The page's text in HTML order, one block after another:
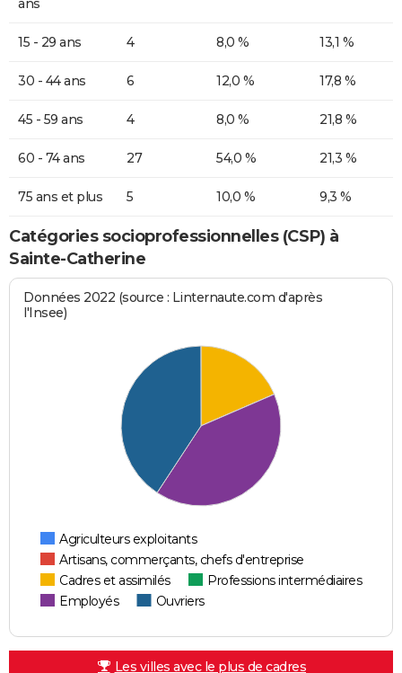
ans
15 - 29 ans 4 8,0 % 13,1 %
30 - 44 ans 6 12,0 % 17,8 %
45 - 59 ans 4 8,0 % 21,8 %
60 - 74 ans 27 54,0 % 21,3 %
75 ans et plus 5 10,0 % 9,3 %
Catégories socioprofessionnelles (CSP) à
Sainte-Catherine
Données 2022 (source : Linternaute.com d'après
l'Insee)
Agriculteurs exploitants
Artisans, commerçants, chefs d'entreprise
Cadres et assimilés
Professions intermédiaires
Employés
Ouvriers
Les villes avec le plus de cadres